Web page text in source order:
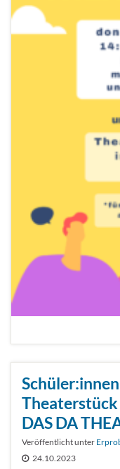
Theaterstück
DAS DA
Veröffentlicht unter
24.10.2023